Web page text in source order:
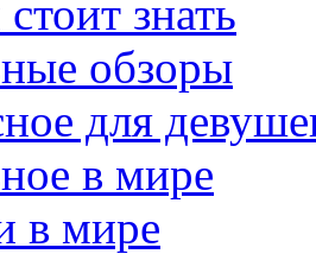
знать
обзоры
для
в мире
в мире